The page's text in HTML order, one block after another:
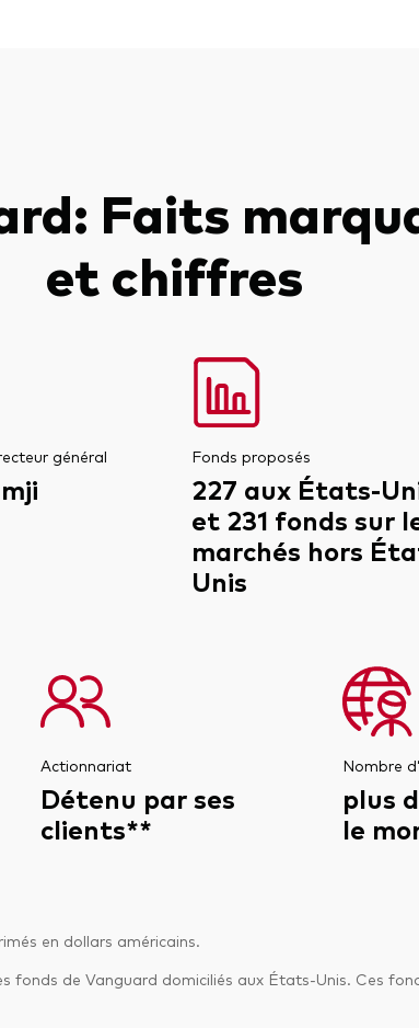
Faits
et chiffres
général Fonds proposés
227 aux États-
et 231 fonds sur
marchés hors
Unis
Actionnariat
Détenu par ses
clients**
Nombre
plus
le
en dollars américains.
fonds de Vanguard domiciliés aux États-Unis. Ces